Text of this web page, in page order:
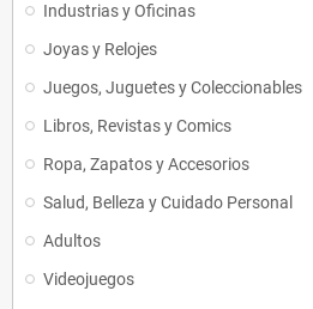
Industrias y Oficinas
Joyas y Relojes
Juegos, Juguetes y Coleccionables
Libros, Revistas y Comics
Ropa, Zapatos y Accesorios
Salud, Belleza y Cuidado Personal
Adultos
Videojuegos